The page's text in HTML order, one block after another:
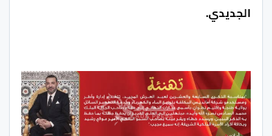
الجديدي.